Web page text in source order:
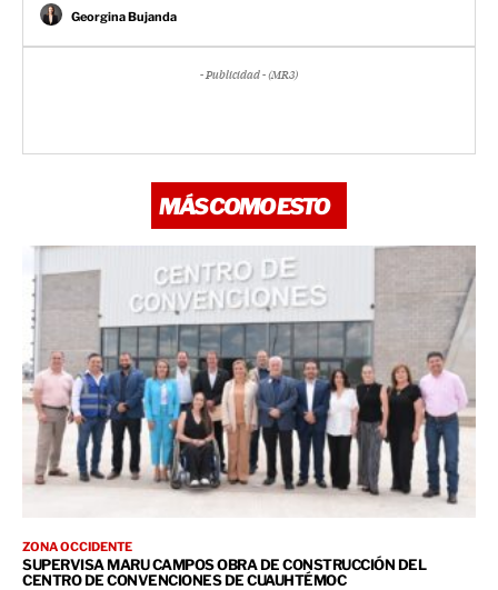
Georgina Bujanda
- Publicidad - (MR3)
MÁS COMO ESTO
ZONA OCCIDENTE
SUPERVISA MARU CAMPOS OBRA DE CONSTRUCCIÓN DEL
CENTRO DE CONVENCIONES DE CUAUHTÉMOC